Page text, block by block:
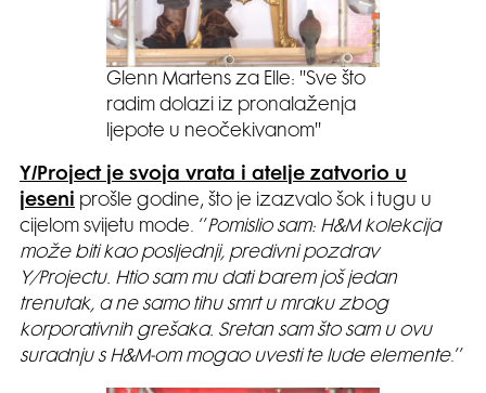
Glenn Martens za Elle: ''Sve što
radim dolazi iz pronalaženja
ljepote u neočekivanom''
Y/Project je svoja vrata i atelje zatvorio u
jeseni prošle godine, što je izazvalo šok i tugu u
cijelom svijetu mode. ‘’Pomislio sam: H&M kolekcija
može biti kao posljednji, predivni pozdrav
Y/Projectu. Htio sam mu dati barem još jedan
trenutak, a ne samo tihu smrt u mraku zbog
korporativnih grešaka. Sretan sam što sam u ovu
suradnju s H&M-om mogao uvesti te lude elemente.’’